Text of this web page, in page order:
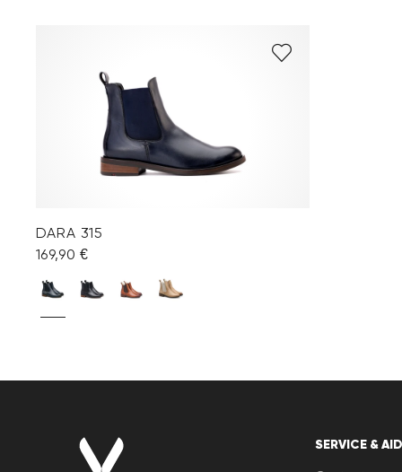
DARA 315
169,90 €
SERVICE &